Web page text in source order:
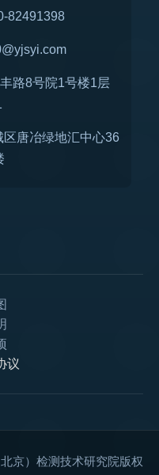
82491398
路8号院1号楼1层
唐冶绿地汇中心36
议
京）检测技术研究院版权